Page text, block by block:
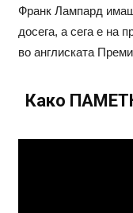
Франк Лампард
досега, а сега е на
во англиската
Како